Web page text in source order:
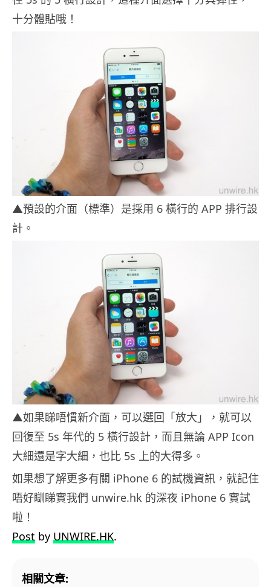
十分體貼哦！
▲預設的介面（標準）是採用 6 橫行的 APP 排行設
計。
▲如果睇唔慣新介面，可以選回「放大」，就可以
回復至 5s 年代的 5 橫行設計，而且無論 APP Icon
大細還是字大細，也比 5s 上的大得多。
如果想了解更多有關 iPhone 6 的試機資訊，就記住
唔好瞓睇實我們 unwire.hk 的深夜 iPhone 6 實試
啦！
Post by UNWIRE.HK.
相關文章: